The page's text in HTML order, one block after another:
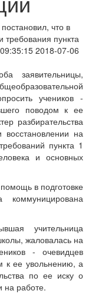
что в
пункта
2018-07-06
заявительницы,
учеников -
поводом к ее
разбирательства
на
пункта 1
и основных
в подготовке
учительница
жаловалась на
- очевидцев
к ее увольнению, а
по ее иску о
на работе.